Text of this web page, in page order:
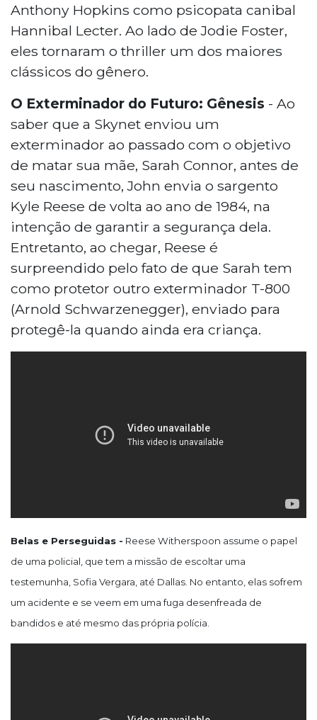
Anthony Hopkins como psicopata canibal
Hannibal Lecter. Ao lado de Jodie Foster,
eles tornaram o thriller um dos maiores
clássicos do gênero.
O Exterminador do Futuro: Gênesis - Ao
saber que a Skynet enviou um
exterminador ao passado com o objetivo
de matar sua mãe, Sarah Connor, antes de
seu nascimento, John envia o sargento
Kyle Reese de volta ao ano de 1984, na
intenção de garantir a segurança dela.
Entretanto, ao chegar, Reese é
surpreendido pelo fato de que Sarah tem
como protetor outro exterminador T-800
(Arnold Schwarzenegger), enviado para
protegê-la quando ainda era criança.
Belas e Perseguidas - Reese Witherspoon assume o papel
de uma policial, que tem a missão de escoltar uma
testemunha, Sofia Vergara, até Dallas. No entanto, elas sofrem
um acidente e se veem em uma fuga desenfreada de
bandidos e até mesmo das própria polícia.